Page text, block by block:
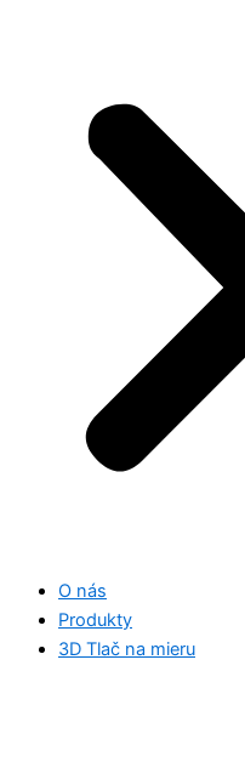
O nás
Produkty
3D Tlač na mieru